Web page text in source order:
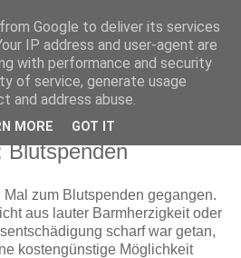
Blutspenden
Mal zum Blutspenden gegangen.
aus lauter Barmherzigkeit oder
scharf war getan,
kostengünstige Möglichkeit
Google to deliver its services
IP address and user-agent are
with performance and security
of service, generate usage
and address abuse.
MORE GOT IT